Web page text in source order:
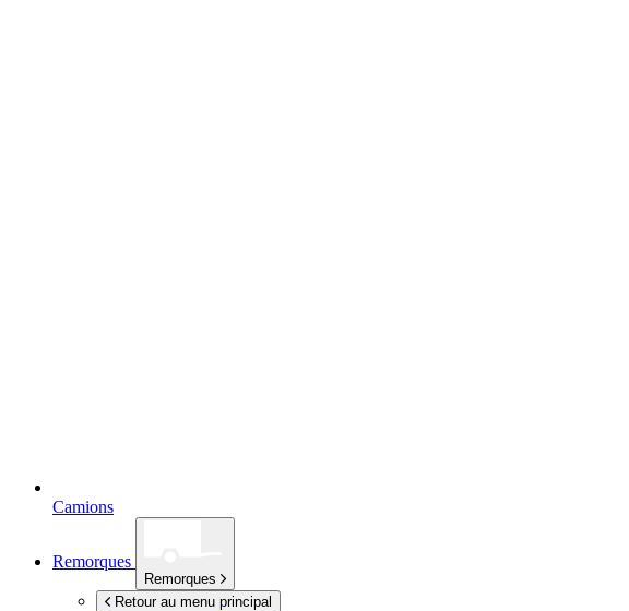
Camions
Remorques
Remorques
Retour au menu principal